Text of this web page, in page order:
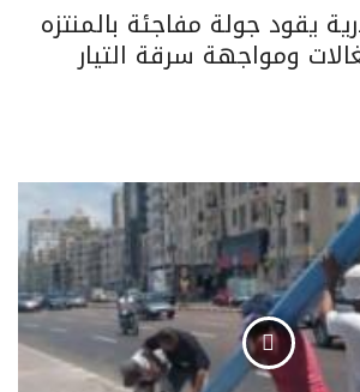
يقود جولة مفاجئة بالمنتزه
ومواجهة سرقة التيار